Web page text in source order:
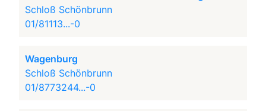
Schloß Schönbrunn
01/81113...-0
Wagenburg
Schloß Schönbrunn
01/8773244...-0